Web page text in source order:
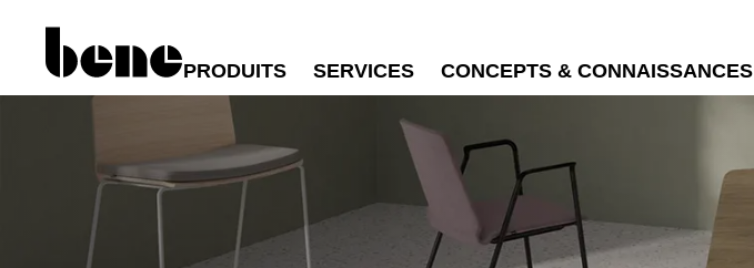
PRODUITS SERVICES CONCEPTS & CONNAISSANCES